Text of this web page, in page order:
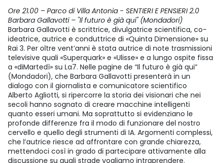
Ore 21.00 – Parco di Villa Antonia - SENTIERI E PENSIERI 2.0
Barbara Gallavotti – "Il futuro è già qui" (Mondadori)
Barbara Gallavotti è scrittrice, divulgatrice scientifica, co-
ideatrice, autrice e conduttrice di «Quinta Dimensione» su
Rai 3. Per oltre vent’anni è stata autrice di note trasmissioni
televisive quali «Superquark» e «Ulisse» e a lungo ospite fissa
a «diMartedì» su La7. Nelle pagine de “Il futuro è già qui”
(Mondadori), che Barbara Gallavotti presenterà in un
dialogo con il giornalista e comunicatore scientifico
Alberto Agliotti, si ripercorre la storia dei visionari che nei
secoli hanno sognato di creare macchine intelligenti
quanto esseri umani. Ma soprattutto si evidenziano le
profonde differenze fra il modo di funzionare del nostro
cervello e quello degli strumenti di IA. Argomenti complessi,
che l’autrice riesce ad affrontare con grande chiarezza,
mettendoci così in grado di partecipare attivamente alla
discussione su quali strade vogliamo intraprendere.